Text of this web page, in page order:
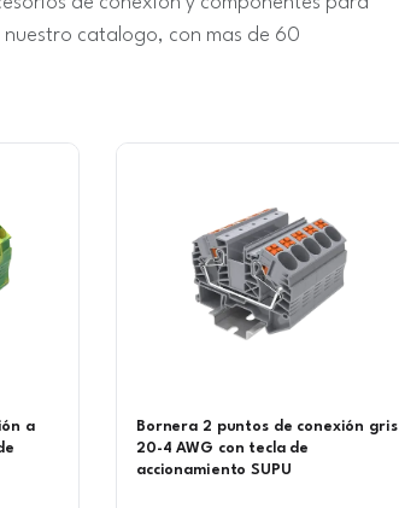
catalogo, con mas de 60
a
Bornera 2 puntos de conexión gris
20-4 AWG con tecla de
accionamiento SUPU